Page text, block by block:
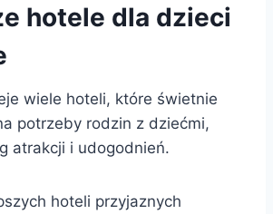
hotele dla dzieci
wiele hoteli, które świetnie
potrzeby rodzin z dziećmi,
atrakcji i udogodnień.
hoteli przyjaznych